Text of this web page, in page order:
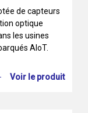
de capteurs
optique
les usines
AIoT.
Voir le produit